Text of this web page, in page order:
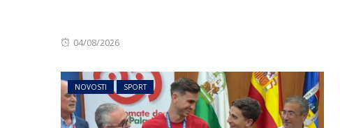
Posted
04/08/2026
NOVOSTI SPORT